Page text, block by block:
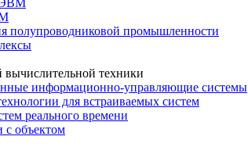
ЭВМ
полупроводниковой промышленности
техники
информационно-управляющие системы
для встраиваемых систем
реального времени
с объектом